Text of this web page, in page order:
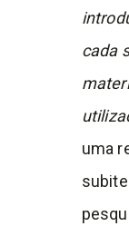
cada
uma